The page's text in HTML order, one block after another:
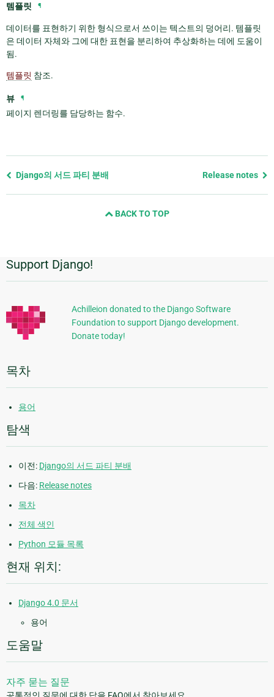
템플릿 ¶
데이터를 표현하기 위한 형식으로서 쓰이는 텍스트의 덩어리. 템플릿
은 데이터 자체와 그에 대한 표현을 분리하여 추상화하는 데에 도움이
됨.
템플릿 참조.
뷰 ¶
페이지 렌더링를 담당하는 함수.
Previous
Django의 서드 파티 분배 Release notes
BACK TO TOP
추
가
정
보
Support Django!
Achilleion donated to the Django Software
Foundation to support Django development.
Donate today!
목차
용어
탐색
이전: Django의 서드 파티 분배
다음: Release notes
목차
전체 색인
Python 모듈 목록
현재 위치:
Django 4.0 문서
용어
도움말
자주 묻는 질문